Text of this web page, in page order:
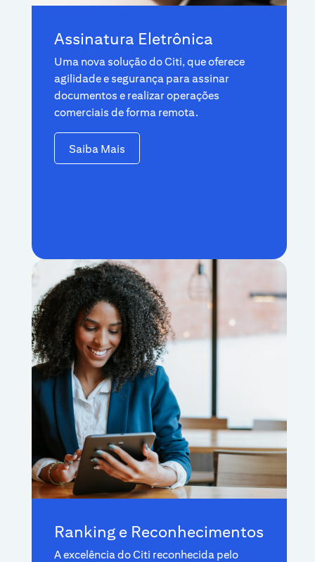
Assinatura Eletrônica
Uma nova solução do Citi, que oferece
agilidade e segurança para assinar
documentos e realizar operações
comerciais de forma remota.
Saiba Mais
Ranking e Reconhecimentos
A excelência do Citi reconhecida pelo